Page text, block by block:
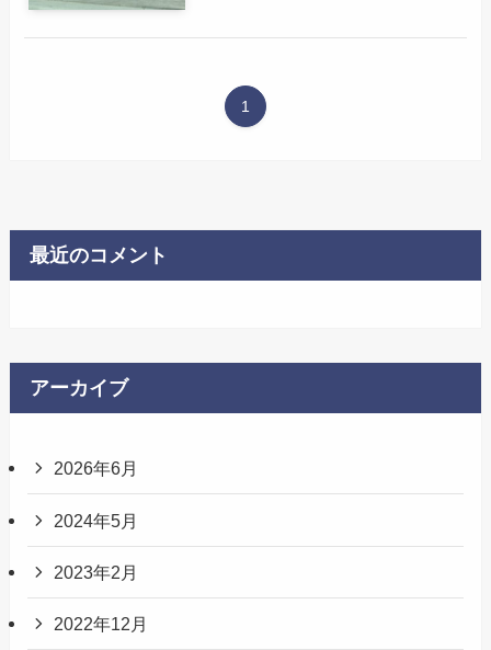
1
最近のコメント
アーカイブ
2026年6月
2024年5月
2023年2月
2022年12月